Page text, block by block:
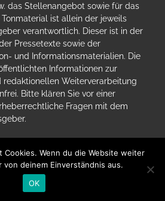
das Stellenangebot sowie für das
ist allein der jeweils
verantwortlich. Dieser ist in der
Pressetexte sowie der
und Informationsmaterialien. Die
Informationen zur
redaktionellen Weiterverarbeitung
Bitte klären Sie vor einer
Fragen mit dem
Cookies. Wenn du die Website weiter
deinem Einverständnis aus.
OK